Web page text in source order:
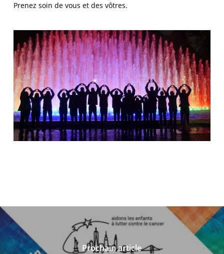
Prenez soin de vous et des vôtres.
Prochain article